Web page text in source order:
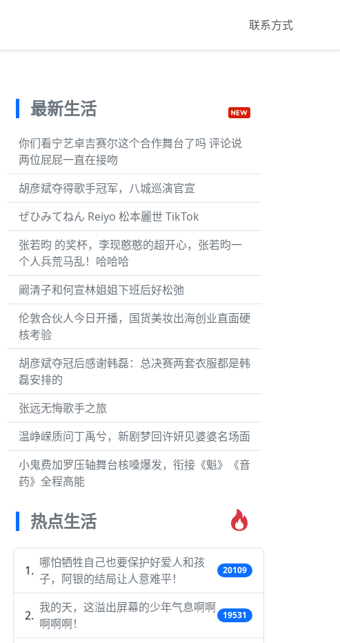
联系方式
最新生活
你们看宁艺卓吉赛尔这个合作舞台了吗 评论说
两位屁屁一直在接吻
胡彦斌夺得歌手冠军，八城巡演官宣
ぜひみてねん Reiyo 松本麗世 TikTok
张若昀 的奖杯，李现憨憨的超开心，张若昀一
个人兵荒马乱！哈哈哈
阚清子和何宣林姐姐下班后好松弛
伦敦合伙人今日开播，国货美妆出海创业直面硬
核考验
胡彦斌夺冠后感谢韩磊：总决赛两套衣服都是韩
磊安排的
张远无悔歌手之旅
温峥嵘质问丁禹兮，新剧梦回许妍见婆婆名场面
小鬼费加罗压轴舞台核嗓爆发，衔接《魁》《音
药》全程高能
热点生活
哪怕牺牲自己也要保护好爱人和孩
子，阿银的结局让人意难平！
20109
我的天，这溢出屏幕的少年气息啊啊
啊啊啊！
19531